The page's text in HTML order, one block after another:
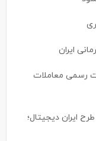
ایران
رسمی معاملات
در طرح ایران دیجیتال؛